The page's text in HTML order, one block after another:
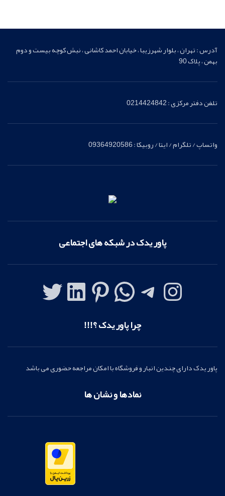
آدرس : تهران ، بلوار شهرزیبا ، خیابان احمد کاشانی ، نبش کوچه بیست و دوم
بهمن ، پلاک 90
تلفن دفتر مرکزی : 0214424842
واتساپ / تلگرام / ایتا / روبیکا : 09364920586
پاور یدک در شبکه های اجتماعی
چرا پاور یدک ؟!!!
پاور یدک دارای چندین انبار و فروشگاه با امکان مراجعه حضوری می باشد
نمادها و نشان ها